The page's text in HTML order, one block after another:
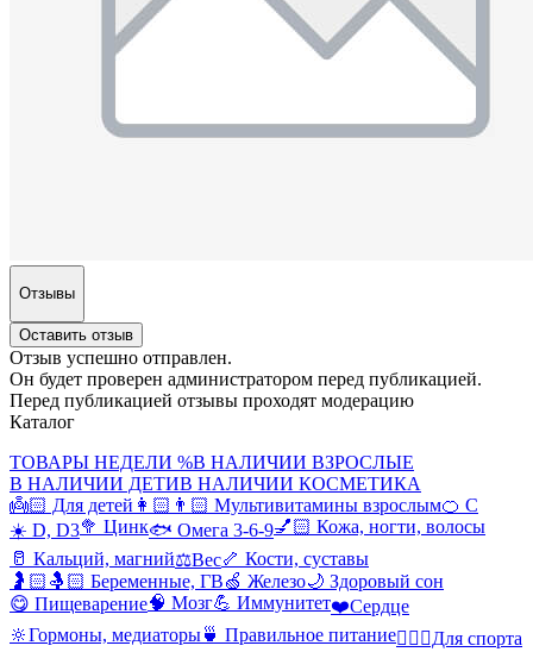
Отзывы
Оставить отзыв
Отзыв успешно отправлен.
Он будет проверен администратором перед публикацией.
Перед публикацией отзывы проходят модерацию
Каталог
ТОВАРЫ НЕДЕЛИ %В НАЛИЧИИ ВЗРОСЛЫЕ
В НАЛИЧИИ ДЕТИВ НАЛИЧИИ КОСМЕТИКА
👼🏻 Для детей 👩🏻👨🏻 Мультивитамины взрослым🍊 С
☀️ D, D3🥦 Цинк🐟 Омега 3-6-9💅🏻 Кожа, ногти, волосы
🥛 Кальций, магний⚖️Вес🦴 Кости, суставы
🤰🏻🤱🏻 Беременные, ГВ🍏 Железо🌙 Здоровый сон
😋 Пищеварение🧠 Мозг💪 Иммунитет❤️Сердце
🔆Гормоны, медиаторы🍵 Правильное питание🤸🏻‍♀️Для спорта